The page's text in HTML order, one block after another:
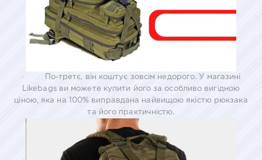
· По-третє, він коштує зовсім недорого. У магазині
Likebags ви можете купити його за особливо вигідною
ціною, яка на 100% виправдана найвищою якістю рюкзака
та його практичністю.